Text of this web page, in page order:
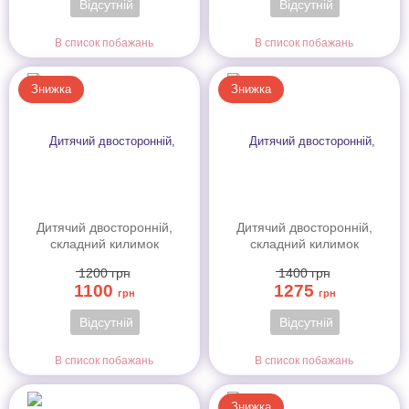
Відсутній
В список побажань
Відсутній
В список побажань
Знижка
Дитячий двосторонній,
складний килимок
Класики", 150х180x1 см
1200грн
1100 грн
Відсутній
В список побажань
Знижка
Дитячий двосторонній,
складний килимок
тварин", 200х180x1 см
1400грн
1275 грн
Відсутній
В список побажань